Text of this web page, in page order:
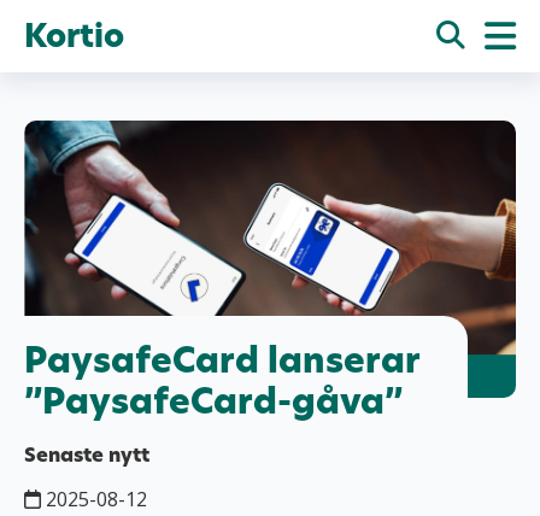
Kortio
PaysafeCard lanserar
”PaysafeCard-gåva”
Senaste nytt
2025-08-12